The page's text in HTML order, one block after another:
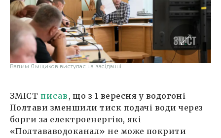
Вадим Ямщиков виступає на засіданні
ЗМІСТ писав , що з 1 вересня у водогоні
Полтави зменшили тиск подачі води через
борги за електроенергію, які
«Полтававодоканал» не може покрити